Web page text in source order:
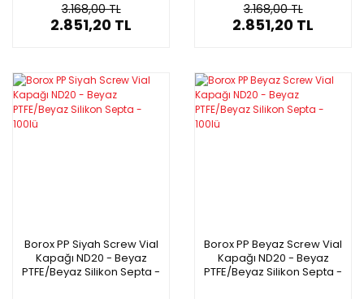
3.168,00 TL
2.851,20 TL
3.168,00 TL
2.851,20 TL
Borox PP Siyah Screw Vial
Kapağı ND20 - Beyaz
PTFE/Beyaz Silikon Septa -
Borox PP Beyaz Screw Vial
Kapağı ND20 - Beyaz
PTFE/Beyaz Silikon Septa -